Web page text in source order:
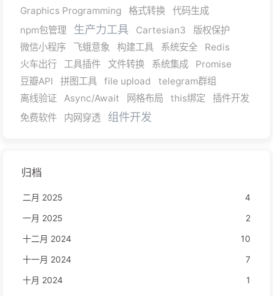
Graphics Programming
格式转换
代码生成
npm包管理
生产力工具 Cartesian3
版权保护
微信小程序
飞蛾意象 构建工具 系统安全
Redis
火车出行
工具插件 文件转换 系统集成
Promise
豆瓣API
拼图工具 file upload
telegram群组
离线验证
Async/Await 网格布局 this绑定
插件开发
免费软件
内网穿透 组件开发
归档
二月 2025
4
一月 2025
2
十二月 2024
10
十一月 2024
7
十月 2024
1